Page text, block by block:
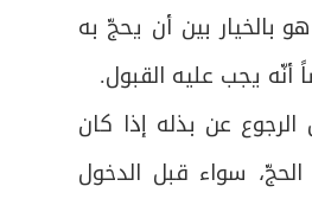
بالخيار بين أن يحجّ به
أنّه يجب عليه القبول.
الرجوع عن بذله إذا كان
سواء قبل الدخول
مطالب
الكفارات
وجوب الاستنابة للحج